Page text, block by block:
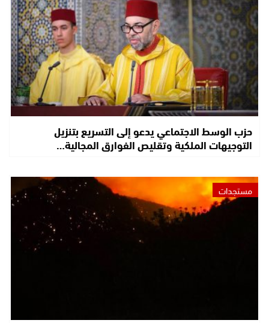
حزب الوسط الاجتماعي يدعو إلى التسريع بتنزيل
التوجيهات الملكية وتقليص الفوارق المجالية…
مستجدات